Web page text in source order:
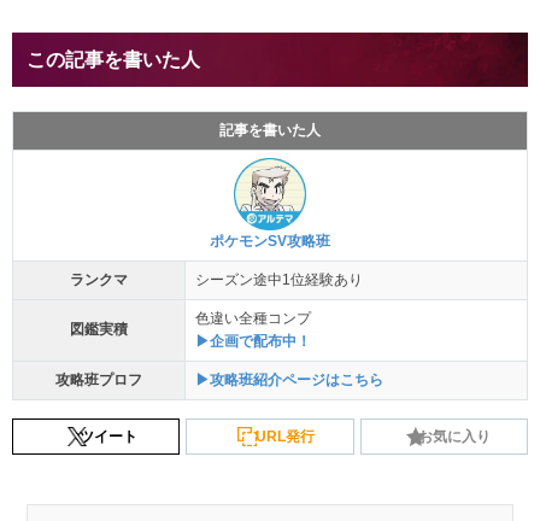
この記事を書いた人
記事を書いた人
ポケモンSV攻略班
ランクマ シーズン途中1位経験あり
図鑑実積
色違い全種コンプ
▶企画で配布中！
攻略班プロフ ▶攻略班紹介ページはこちら
ツイート URL発行 お気に入り